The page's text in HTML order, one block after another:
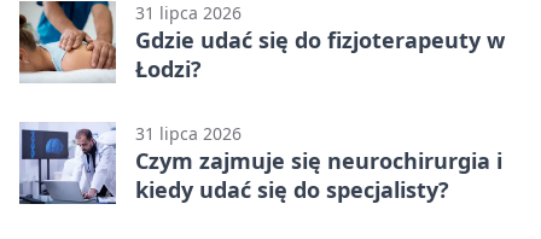
31 lipca 2026
Gdzie udać się do fizjoterapeuty w
Łodzi?
31 lipca 2026
Czym zajmuje się neurochirurgia i
kiedy udać się do specjalisty?